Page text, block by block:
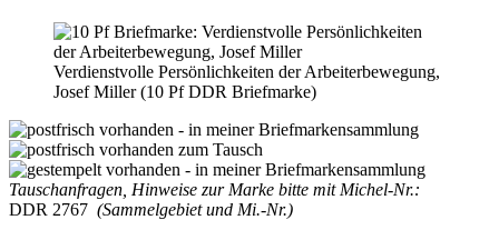
Verdienstvolle Persönlichkeiten der Arbeiterbewegung,
Josef Miller (10 Pf DDR Briefmarke)
Tauschanfragen, Hinweise zur Marke bitte mit Michel-Nr.:
DDR 2767 (Sammelgebiet und Mi.-Nr.)